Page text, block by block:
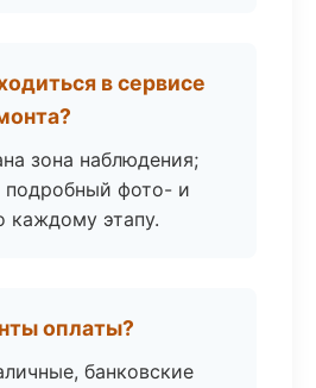
в сервисе
зона наблюдения;
фото- и
каждому этапу.
оплаты?
банковские